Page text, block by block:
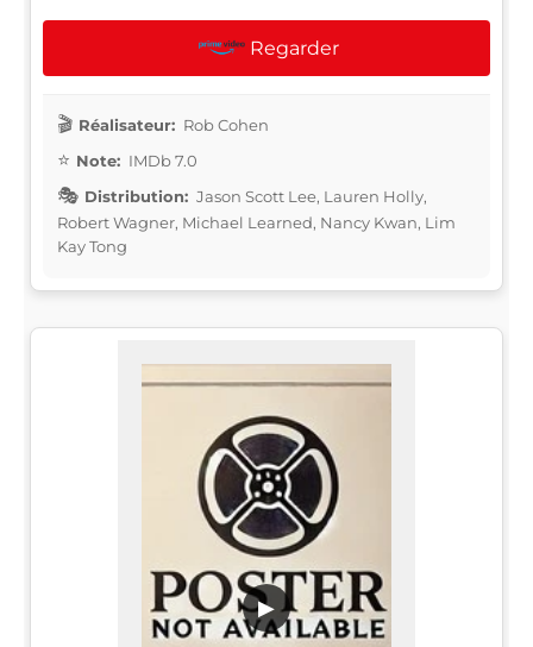
Regarder
Réalisateur: Rob Cohen
Note: IMDb 7.0
Distribution: Jason Scott Lee, Lauren Holly,
Robert Wagner, Michael Learned, Nancy Kwan, Lim
Kay Tong
▶